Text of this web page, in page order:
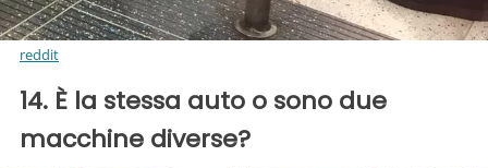
reddit
14. È la stessa auto o sono due
macchine diverse?